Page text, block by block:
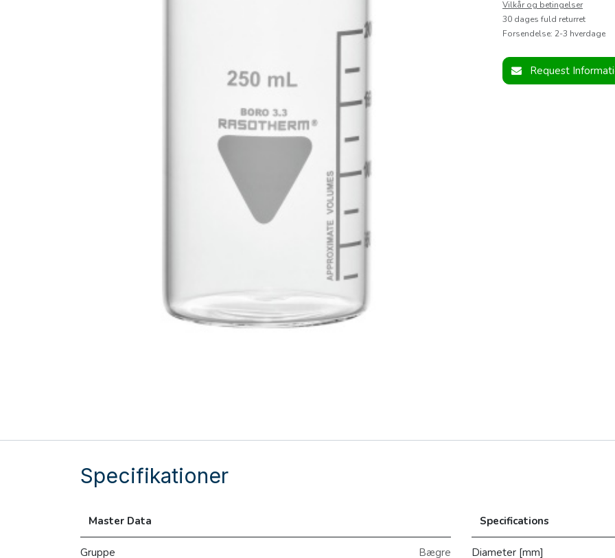
Vilkår og betingelser
30 dages fuld returret
Forsendelse: 2-3 hverdage
Request
Specifikationer
Master Data
Gruppe Bægre
Specifications
Diameter [mm]